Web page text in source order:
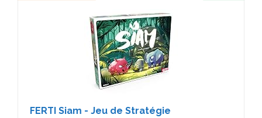
FERTI Siam - Jeu de Stratégie